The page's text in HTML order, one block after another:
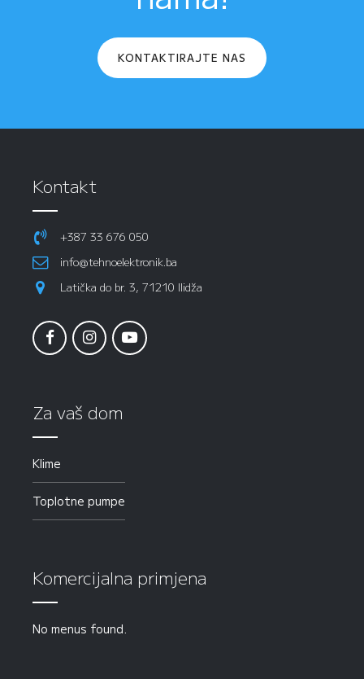
KONTAKTIRAJTE NAS
Kontakt
+387 33 676 050
info@tehnoelektronik.ba
Latička do br. 3, 71210 Ilidža
Za vaš dom
Klime
Toplotne pumpe
Komercijalna primjena
No menus found.